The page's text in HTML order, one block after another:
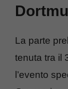
La parte
tenuta tra il
l’evento